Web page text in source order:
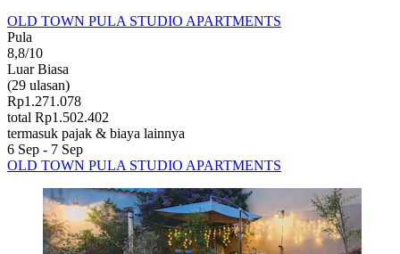
OLD TOWN PULA STUDIO APARTMENTS
Pula
8,8/10
Luar Biasa
(29 ulasan)
Rp1.271.078
total Rp1.502.402
termasuk pajak & biaya lainnya
6 Sep - 7 Sep
OLD TOWN PULA STUDIO APARTMENTS